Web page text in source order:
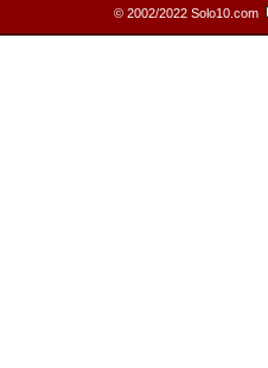
© 2002/2022 Solo10.com